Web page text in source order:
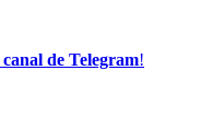
canal de Telegram!